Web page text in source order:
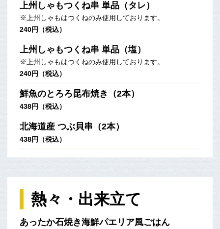
上州しゃもつくね串 単品（タレ）
※上州しゃもはつくねのみ使用しております。
240円（税込）
上州しゃもつくね串 単品（塩）
※上州しゃもはつくねのみ使用しております。
240円（税込）
鮮魚のとろろ昆布焼き（2本）
438円（税込）
北海道産 つぶ貝串（2本）
438円（税込）
熱々・出来立て
あったか石焼き海鮮パエリア風ごはん